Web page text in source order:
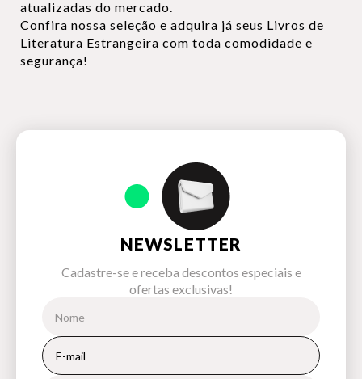
atualizadas do mercado.
Confira nossa seleção e adquira já seus Livros de
Literatura Estrangeira com toda comodidade e
segurança!
NEWSLETTER
Cadastre-se e receba descontos especiais e
ofertas exclusivas!